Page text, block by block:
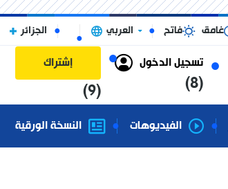
تسجيل الدخول
(8)
إشتراك
(9)
غامق فاتح العربي الجزائر
الفيديوهات النسخة الورقية